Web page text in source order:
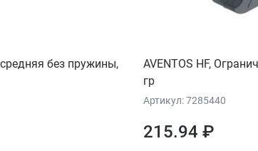
средняя без пружины,
AVENTOS HF,
гр
Артикул: 7285440
215.94 ₽